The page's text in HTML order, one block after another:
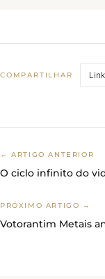
COMPARTILHAR
← ARTIGO ANTERIOR
O ciclo infinito do
PRÓXIMO ARTIGO →
Votorantim Metais